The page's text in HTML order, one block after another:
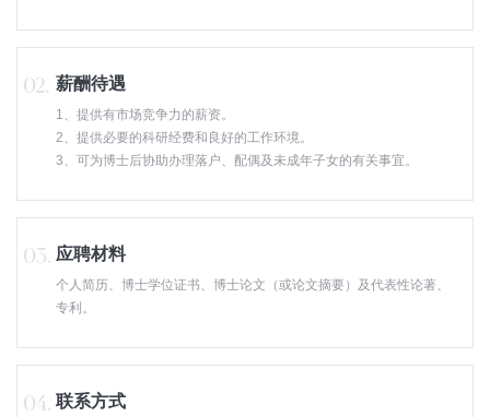
薪酬待遇
1、提供有市场竞争力的薪资。
2、提供必要的科研经费和良好的工作环境。
3、可为博士后协助办理落户、配偶及未成年子女的有关事宜。
应聘材料
个人简历、博士学位证书、博士论文（或论文摘要）及代表性论著、
专利。
联系方式